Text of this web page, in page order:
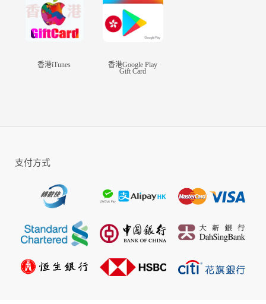
香港iTunes 香港Google Play
Gift Card
支付方式